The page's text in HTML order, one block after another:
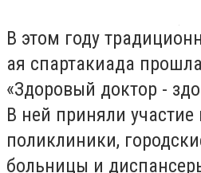
В этом году
ая спартакиада
«Здоровый доктор -
В ней приняли участие
поликлиники,
больницы и